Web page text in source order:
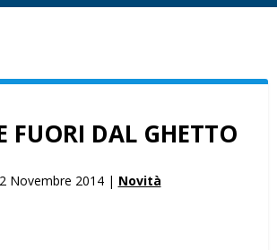
FUORI DAL GHETTO
Novembre 2014 | Novità